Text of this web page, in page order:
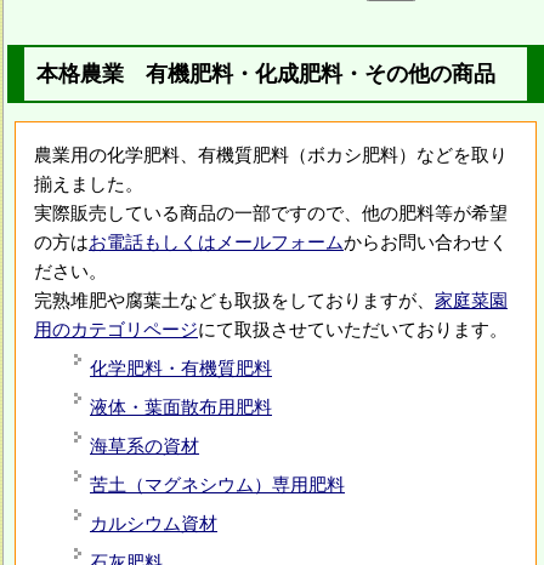
本格農業 有機肥料・化成肥料・その他の商品
農業用の化学肥料、有機質肥料（ボカシ肥料）などを取り
揃えました。
実際販売している商品の一部ですので、他の肥料等が希望
の方はお電話もしくはメールフォームからお問い合わせく
ださい。
完熟堆肥や腐葉土なども取扱をしておりますが、 家庭菜園
用のカテゴリページにて取扱させていただいております。
化学肥料・有機質肥料
液体・葉面散布用肥料
海草系の資材
苦土（マグネシウム）専用肥料
カルシウム資材